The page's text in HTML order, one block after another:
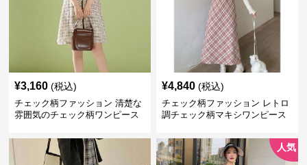
¥3,160 (税込)
チェック柄ファッション 清楚な
雰囲気のチェック柄ワンピース
¥4,840 (税込)
チェック柄ファッション レトロ
調チェック柄マキシワンピース
人気